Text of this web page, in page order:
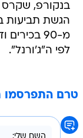
מ-90
לפי ה"ג'ורנל".
טרם התפרסמו